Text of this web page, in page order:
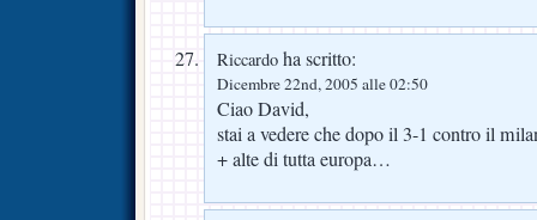
Riccardo ha scritto:
Dicembre 22nd, 2005 alle 02:50
Ciao David,
stai a vedere che dopo il 3-1 contro il
+ alte di tutta europa…